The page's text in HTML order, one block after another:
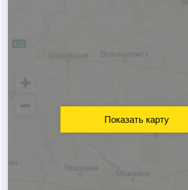
Показать карту